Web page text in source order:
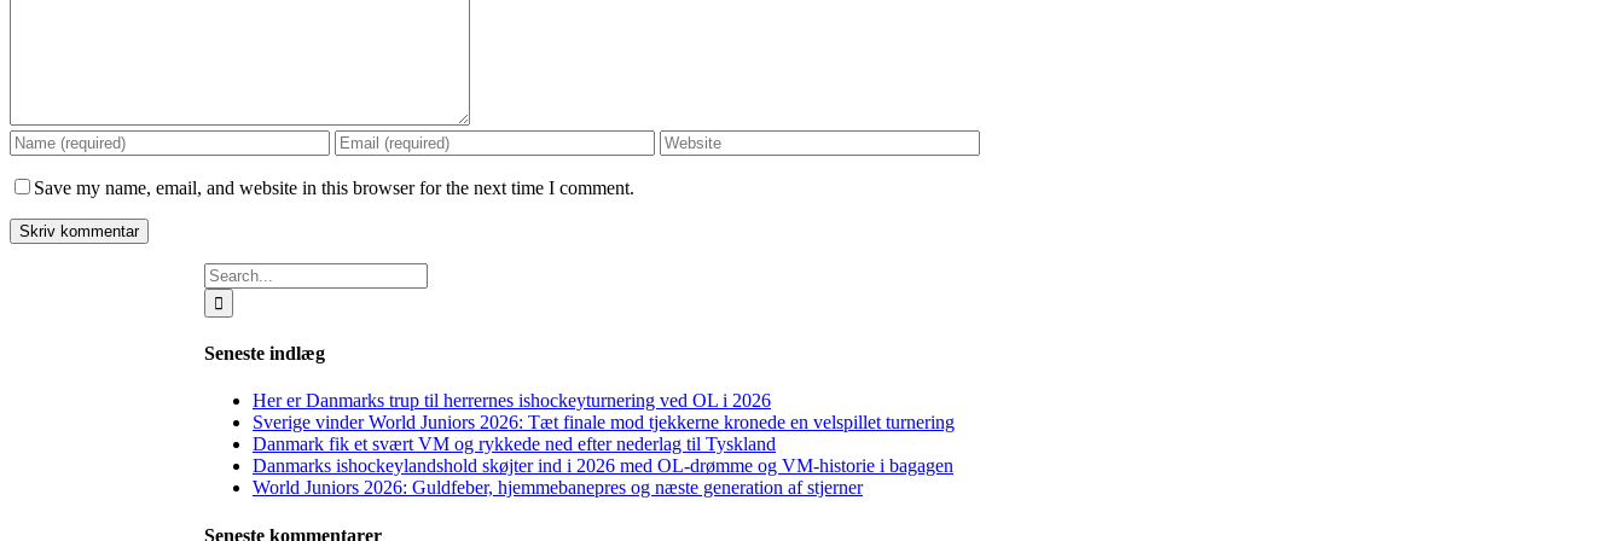
Save my name, email, and website in this browser for the next time I comment.
Search
for:
Seneste indlæg
Her er Danmarks trup til herrernes ishockeyturnering ved OL i 2026
Sverige vinder World Juniors 2026: Tæt finale mod tjekkerne kronede en velspillet turnering
Danmark fik et svært VM og rykkede ned efter nederlag til Tyskland
Danmarks ishockeylandshold skøjter ind i 2026 med OL-drømme og VM-historie i bagagen
World Juniors 2026: Guldfeber, hjemmebanepres og næste generation af stjerner
Seneste kommentarer